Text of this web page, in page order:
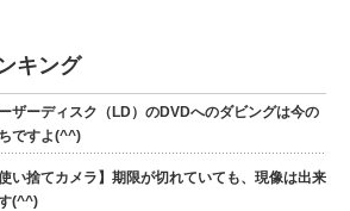
キング
ザーディスク（LD）のDVDへのダビングは今の
ですよ(^^)
使い捨てカメラ】期限が切れていても、現像は出来
(^^)